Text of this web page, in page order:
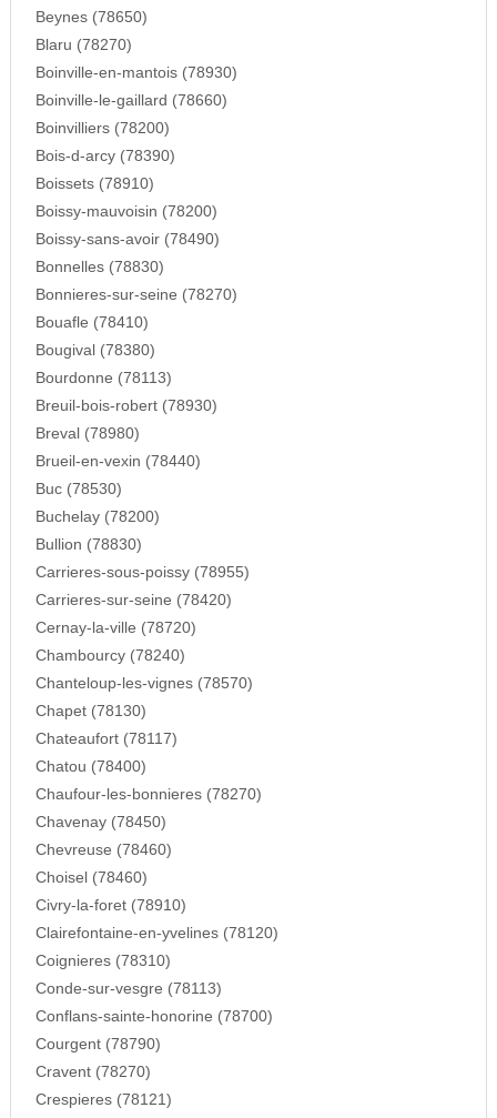
Beynes (78650)
Blaru (78270)
Boinville-en-mantois (78930)
Boinville-le-gaillard (78660)
Boinvilliers (78200)
Bois-d-arcy (78390)
Boissets (78910)
Boissy-mauvoisin (78200)
Boissy-sans-avoir (78490)
Bonnelles (78830)
Bonnieres-sur-seine (78270)
Bouafle (78410)
Bougival (78380)
Bourdonne (78113)
Breuil-bois-robert (78930)
Breval (78980)
Brueil-en-vexin (78440)
Buc (78530)
Buchelay (78200)
Bullion (78830)
Carrieres-sous-poissy (78955)
Carrieres-sur-seine (78420)
Cernay-la-ville (78720)
Chambourcy (78240)
Chanteloup-les-vignes (78570)
Chapet (78130)
Chateaufort (78117)
Chatou (78400)
Chaufour-les-bonnieres (78270)
Chavenay (78450)
Chevreuse (78460)
Choisel (78460)
Civry-la-foret (78910)
Clairefontaine-en-yvelines (78120)
Coignieres (78310)
Conde-sur-vesgre (78113)
Conflans-sainte-honorine (78700)
Courgent (78790)
Cravent (78270)
Crespieres (78121)